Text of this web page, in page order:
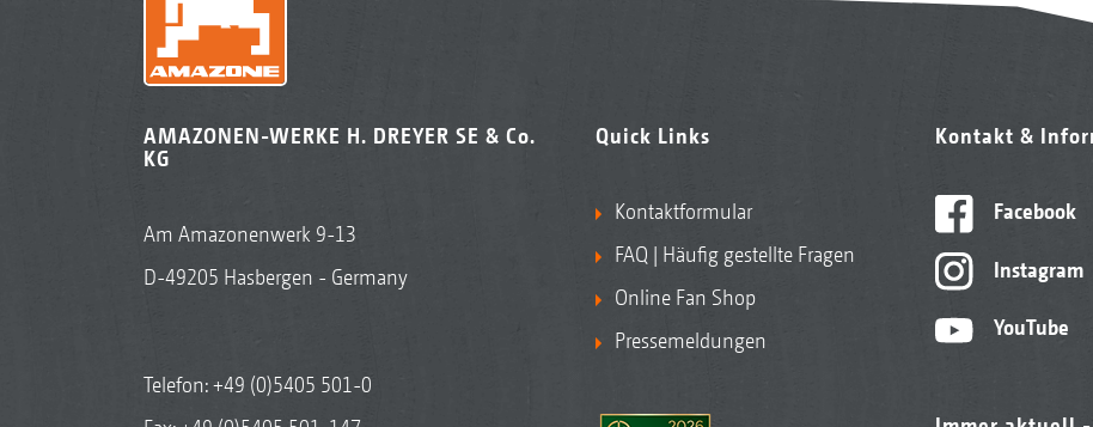
AMAZONEN-WERKE H. DREYER SE & Co.
KG
Am Amazonenwerk 9-13
D-49205 Hasbergen - Germany
Telefon:+49 (0)5405 501-0
Quick Links
Kontaktformular
FAQ | Häufig gestellte Fragen
Online Fan Shop
Pressemeldungen
Kontakt &
Facebook
Instagram
YouTube